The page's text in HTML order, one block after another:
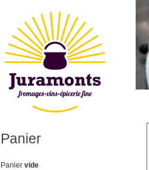
Panier
Panier vide